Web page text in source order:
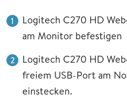
Logitech C270 HD
am Monitor befestigen
Logitech C270 HD
freiem USB-Port am
einstecken.